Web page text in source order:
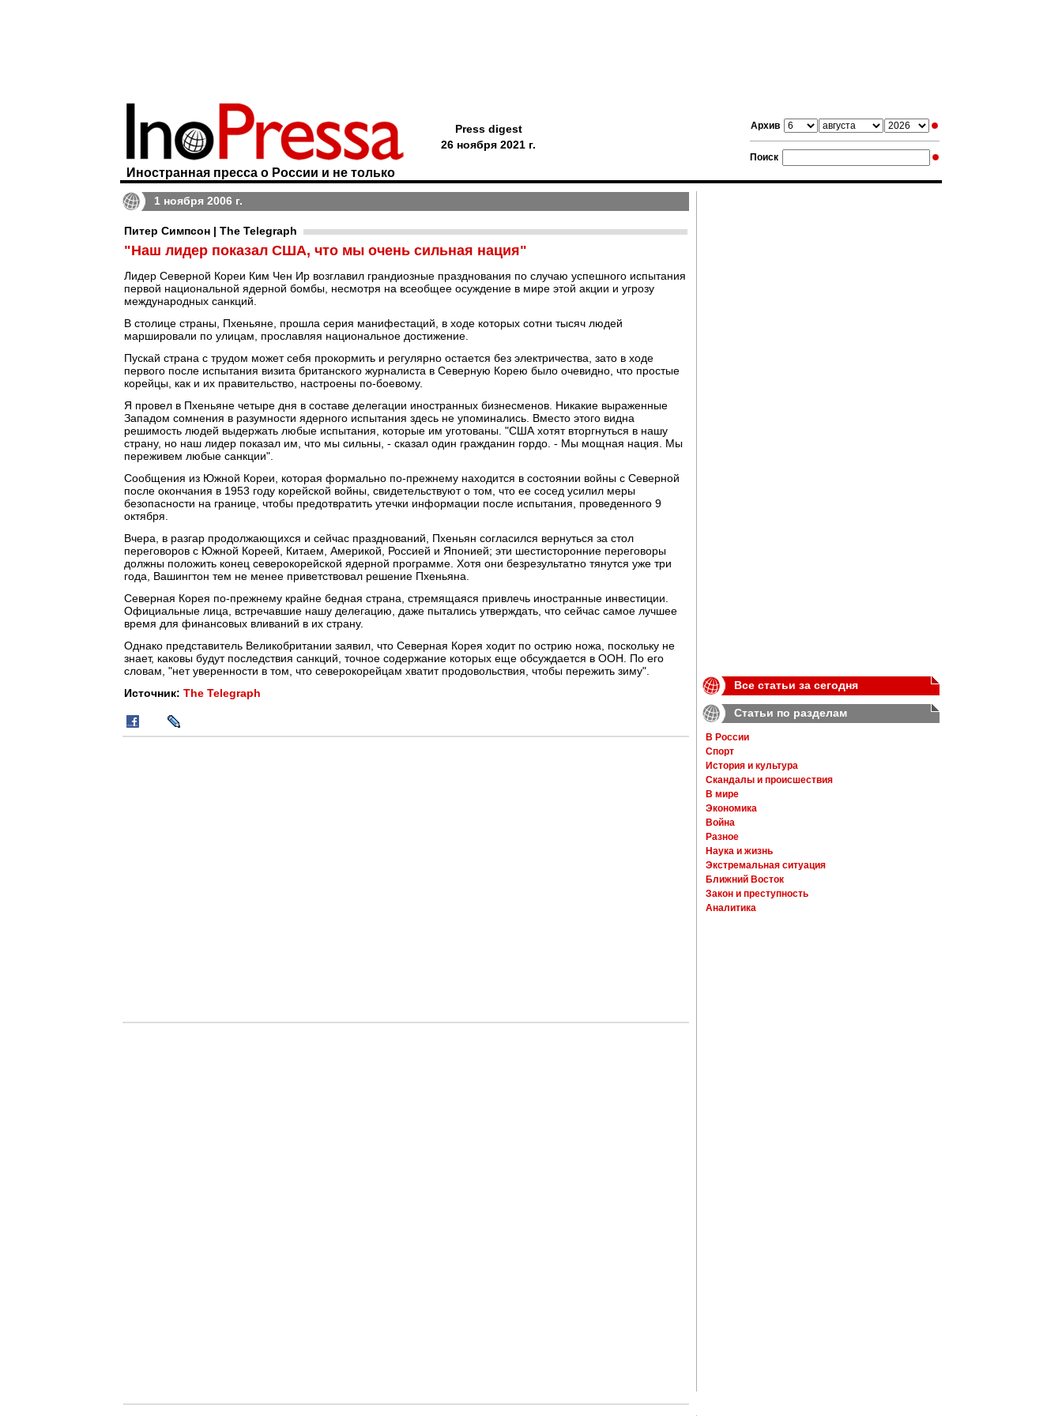
Архив
Поиск
Иностранная пресса о России и не только
Press digest
26 ноября 2021 г.
1 ноября 2006 г.
Питер Симпсон | The Telegraph
"Наш лидер показал США, что мы очень сильная нация"
Лидер Северной Кореи Ким Чен Ир возглавил грандиозные празднования по случаю успешного испытания
первой национальной ядерной бомбы, несмотря на всеобщее осуждение в мире этой акции и угрозу
международных санкций.
В столице страны, Пхеньяне, прошла серия манифестаций, в ходе которых сотни тысяч людей
маршировали по улицам, прославляя национальное достижение.
Пускай страна с трудом может себя прокормить и регулярно остается без электричества, зато в ходе
первого после испытания визита британского журналиста в Северную Корею было очевидно, что простые
корейцы, как и их правительство, настроены по-боевому.
Я провел в Пхеньяне четыре дня в составе делегации иностранных бизнесменов. Никакие выраженные
Западом сомнения в разумности ядерного испытания здесь не упоминались. Вместо этого видна
решимость людей выдержать любые испытания, которые им уготованы. "США хотят вторгнуться в нашу
страну, но наш лидер показал им, что мы сильны, - сказал один гражданин гордо. - Мы мощная нация. Мы
переживем любые санкции".
Сообщения из Южной Кореи, которая формально по-прежнему находится в состоянии войны с Северной
после окончания в 1953 году корейской войны, свидетельствуют о том, что ее сосед усилил меры
безопасности на границе, чтобы предотвратить утечки информации после испытания, проведенного 9
октября.
Вчера, в разгар продолжающихся и сейчас празднований, Пхеньян согласился вернуться за стол
переговоров с Южной Кореей, Китаем, Америкой, Россией и Японией; эти шестисторонние переговоры
должны положить конец северокорейской ядерной программе. Хотя они безрезультатно тянутся уже три
года, Вашингтон тем не менее приветствовал решение Пхеньяна.
Северная Корея по-прежнему крайне бедная страна, стремящаяся привлечь иностранные инвестиции.
Официальные лица, встречавшие нашу делегацию, даже пытались утверждать, что сейчас самое лучшее
время для финансовых вливаний в их страну.
Однако представитель Великобритании заявил, что Северная Корея ходит по острию ножа, поскольку не
знает, каковы будут последствия санкций, точное содержание которых еще обсуждается в ООН. По его
словам, "нет уверенности в том, что северокорейцам хватит продовольствия, чтобы пережить зиму".
Источник: The Telegraph
Все статьи за сегодня
Статьи по разделам
В России
Спорт
История и культура
Скандалы и происшествия
В мире
Экономика
Война
Разное
Наука и жизнь
Экстремальная ситуация
Ближний Восток
Закон и преступность
Аналитика